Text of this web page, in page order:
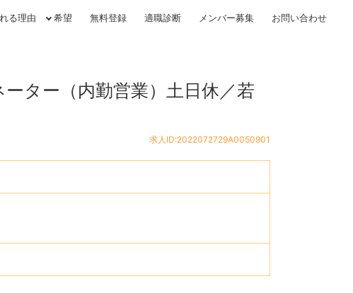
る理由 希望 無料登録 適職診断 メンバー募集 お問い合わせ
ター（内勤営業）土日休／若
求人ID:2022072729A0050901